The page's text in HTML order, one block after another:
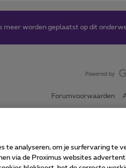
meer worden geplaatst op dit
Forumvoorwaarden
©2026Proximus
te analyseren, om je surfervaring
via de Proximus websites